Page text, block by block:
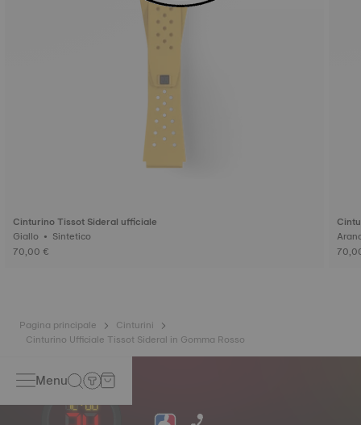
Cinturino Tissot Sideral ufficiale
Giallo • Sintetico
70,00 €
Pagina principale
Cinturini
Cinturino Ufficiale Tissot Sideral in Gomma Rosso
Menu